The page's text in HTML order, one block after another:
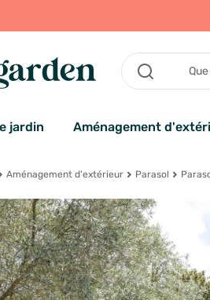
jardin Aménagement
Aménagement d'extérieur Parasol